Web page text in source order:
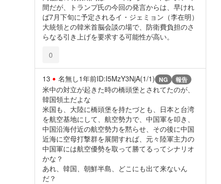
間だが、トランプ氏の今回の発言からは、早けれ
ば7月下旬に予定されるイ・ジェミョン（李在明）
大統領との韓米首脳会談の場で、防衛費負担のさ
らなる引き上げを要求する可能性が高い。
0
13 名無し1年前ID:I5MzY3NjA(1/1) NG 報告
米中の対立が起きた時の橋頭堡とされてたのが、
韓国領土だよな
米国も、大陸に橋頭堡を持たづとも、日本と台湾
を航空基地にして、航空勢力で、中国軍を叩き、
中国沿海付近の航空勢力を黙らせ、その後に中国
近海に空母打撃群を展開すれば、元々陸軍主力の
中国軍には航空優勢を取って勝てるってシナリオ
かな？
あれ、韓国、朝鮮半島、どこにも出て来ないん
だ？